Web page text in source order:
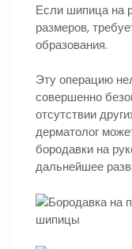
Если шипица на
размеров,
образования.
Эту операцию
совершенно
отсутствии
дерматолог
бородавки на
дальнейшее